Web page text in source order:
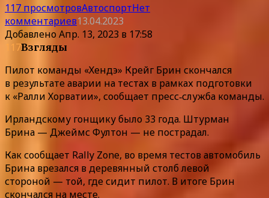
117 просмотровАвтоспортНет
комментариев13.04.2023
Добавлено Апр. 13, 2023 в 17:58
117Взгляды
Пилот команды «Хендэ» Крейг Брин скончался
в результате аварии на тестах в рамках подготовки
к «Ралли Хорватии», сообщает пресс‑служба команды.
Ирландскому гонщику было 33 года. Штурман
Брина — Джеймс Фултон — не пострадал.
Как сообщает Rally Zone, во время тестов автомобиль
Брина врезался в деревянный столб левой
стороной — той, где сидит пилот. В итоге Брин
скончался на месте.